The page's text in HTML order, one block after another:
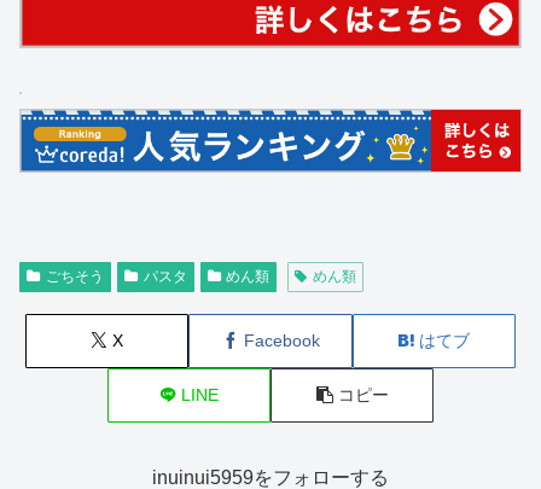
ごちそう パスタ めん類 めん類
X Facebook はてブ
LINE コピー
inuinui5959をフォローする